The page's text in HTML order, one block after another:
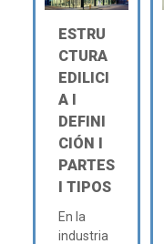
ESTRU
CTURA
EDILICI
A Ι
DEFINI
CIÓN Ι
PARTES
Ι TIPOS
En la
industria